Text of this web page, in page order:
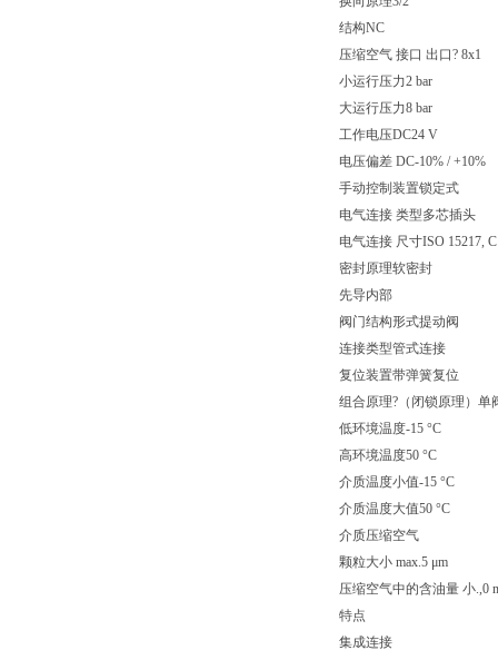
结构NC
压缩空气 接口 出口? 8x1
小运行压力2 bar
大运行压力8 bar
工作电压DC24 V
电压偏差 DC-10% / +10%
手动控制装置锁定式
电气连接 类型多芯插头
电气连接 尺寸ISO 15217,
密封原理软密封
先导内部
阀门结构形式提动阀
连接类型管式连接
复位装置带弹簧复位
组合原理?（闭锁原理）单
低环境温度-15 °C
高环境温度50 °C
介质温度小值-15 °C
介质温度大值50 °C
介质压缩空气
颗粒大小 max.5 μm
压缩空气中的含油量 小.,0
特点
集成连接